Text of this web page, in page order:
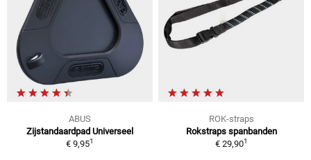
ABUS
Zijstandaardpad Universeel
€ 9,951
ROK-straps
Rokstraps spanbanden
€ 29,901